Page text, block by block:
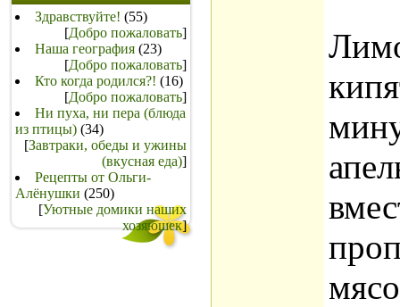
Здравствуйте! (55)
[Добро пожаловать]
Наша география (23)
[Добро пожаловать]
Кто когда родился?! (16)
[Добро пожаловать]
Ни пуха, ни пера (блюда
из птицы) (34)
[Завтраки, обеды и ужины
(вкусная еда)]
Рецепты от Ольги-
Алёнушки (250)
[Уютные домики наших
хозяюшек]